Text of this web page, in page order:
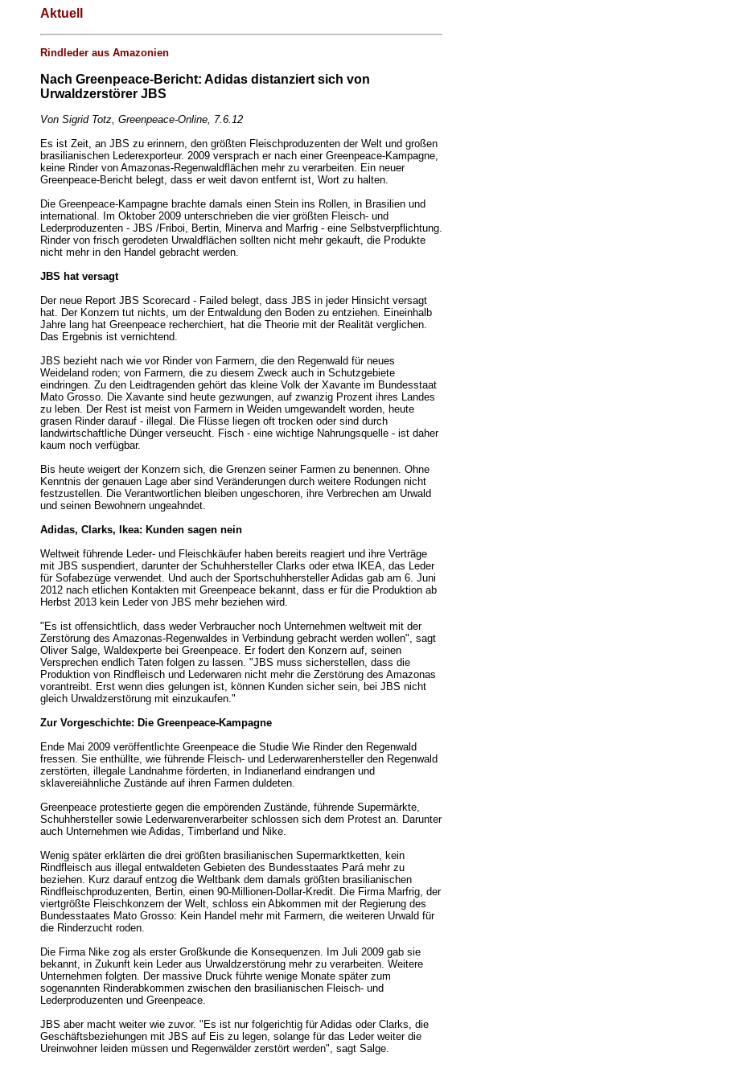
Aktuell
Rindleder aus Amazonien
Nach Greenpeace-Bericht: Adidas distanziert sich von
Urwaldzerstörer JBS
Von Sigrid Totz, Greenpeace-Online, 7.6.12
Es ist Zeit, an JBS zu erinnern, den größten Fleischproduzenten der Welt und großen
brasilianischen Lederexporteur. 2009 versprach er nach einer Greenpeace-Kampagne,
keine Rinder von Amazonas-Regenwaldflächen mehr zu verarbeiten. Ein neuer
Greenpeace-Bericht belegt, dass er weit davon entfernt ist, Wort zu halten.
Die Greenpeace-Kampagne brachte damals einen Stein ins Rollen, in Brasilien und
international. Im Oktober 2009 unterschrieben die vier größten Fleisch- und
Lederproduzenten - JBS /Friboi, Bertin, Minerva and Marfrig - eine Selbstverpflichtung.
Rinder von frisch gerodeten Urwaldflächen sollten nicht mehr gekauft, die Produkte
nicht mehr in den Handel gebracht werden.
JBS hat versagt
Der neue Report JBS Scorecard - Failed belegt, dass JBS in jeder Hinsicht versagt
hat. Der Konzern tut nichts, um der Entwaldung den Boden zu entziehen. Eineinhalb
Jahre lang hat Greenpeace recherchiert, hat die Theorie mit der Realität verglichen.
Das Ergebnis ist vernichtend.
JBS bezieht nach wie vor Rinder von Farmern, die den Regenwald für neues
Weideland roden; von Farmern, die zu diesem Zweck auch in Schutzgebiete
eindringen. Zu den Leidtragenden gehört das kleine Volk der Xavante im Bundesstaat
Mato Grosso. Die Xavante sind heute gezwungen, auf zwanzig Prozent ihres Landes
zu leben. Der Rest ist meist von Farmern in Weiden umgewandelt worden, heute
grasen Rinder darauf - illegal. Die Flüsse liegen oft trocken oder sind durch
landwirtschaftliche Dünger verseucht. Fisch - eine wichtige Nahrungsquelle - ist daher
kaum noch verfügbar.
Bis heute weigert der Konzern sich, die Grenzen seiner Farmen zu benennen. Ohne
Kenntnis der genauen Lage aber sind Veränderungen durch weitere Rodungen nicht
festzustellen. Die Verantwortlichen bleiben ungeschoren, ihre Verbrechen am Urwald
und seinen Bewohnern ungeahndet.
Adidas, Clarks, Ikea: Kunden sagen nein
Weltweit führende Leder- und Fleischkäufer haben bereits reagiert und ihre Verträge
mit JBS suspendiert, darunter der Schuhhersteller Clarks oder etwa IKEA, das Leder
für Sofabezüge verwendet. Und auch der Sportschuhhersteller Adidas gab am 6. Juni
2012 nach etlichen Kontakten mit Greenpeace bekannt, dass er für die Produktion ab
Herbst 2013 kein Leder von JBS mehr beziehen wird.
"Es ist offensichtlich, dass weder Verbraucher noch Unternehmen weltweit mit der
Zerstörung des Amazonas-Regenwaldes in Verbindung gebracht werden wollen", sagt
Oliver Salge, Waldexperte bei Greenpeace. Er fodert den Konzern auf, seinen
Versprechen endlich Taten folgen zu lassen. "JBS muss sicherstellen, dass die
Produktion von Rindfleisch und Lederwaren nicht mehr die Zerstörung des Amazonas
vorantreibt. Erst wenn dies gelungen ist, können Kunden sicher sein, bei JBS nicht
gleich Urwaldzerstörung mit einzukaufen."
Zur Vorgeschichte: Die Greenpeace-Kampagne
Ende Mai 2009 veröffentlichte Greenpeace die Studie Wie Rinder den Regenwald
fressen. Sie enthüllte, wie führende Fleisch- und Lederwarenhersteller den Regenwald
zerstörten, illegale Landnahme förderten, in Indianerland eindrangen und
sklavereiähnliche Zustände auf ihren Farmen duldeten.
Greenpeace protestierte gegen die empörenden Zustände, führende Supermärkte,
Schuhhersteller sowie Lederwarenverarbeiter schlossen sich dem Protest an. Darunter
auch Unternehmen wie Adidas, Timberland und Nike.
Wenig später erklärten die drei größten brasilianischen Supermarktketten, kein
Rindfleisch aus illegal entwaldeten Gebieten des Bundesstaates Pará mehr zu
beziehen. Kurz darauf entzog die Weltbank dem damals größten brasilianischen
Rindfleischproduzenten, Bertin, einen 90-Millionen-Dollar-Kredit. Die Firma Marfrig, der
viertgrößte Fleischkonzern der Welt, schloss ein Abkommen mit der Regierung des
Bundesstaates Mato Grosso: Kein Handel mehr mit Farmern, die weiteren Urwald für
die Rinderzucht roden.
Die Firma Nike zog als erster Großkunde die Konsequenzen. Im Juli 2009 gab sie
bekannt, in Zukunft kein Leder aus Urwaldzerstörung mehr zu verarbeiten. Weitere
Unternehmen folgten. Der massive Druck führte wenige Monate später zum
sogenannten Rinderabkommen zwischen den brasilianischen Fleisch- und
Lederproduzenten und Greenpeace.
JBS aber macht weiter wie zuvor. "Es ist nur folgerichtig für Adidas oder Clarks, die
Geschäftsbeziehungen mit JBS auf Eis zu legen, solange für das Leder weiter die
Ureinwohner leiden müssen und Regenwälder zerstört werden", sagt Salge.